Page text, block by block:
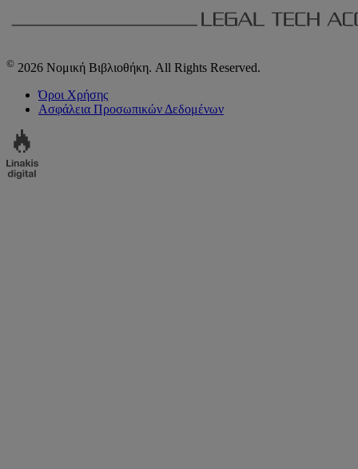
© 2026 Νομική Βιβλιοθήκη. All Rights Reserved.
Όροι Χρήσης
Ασφάλεια Προσωπικών Δεδομένων